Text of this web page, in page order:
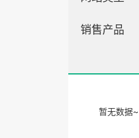
销售产品
暂无数据~